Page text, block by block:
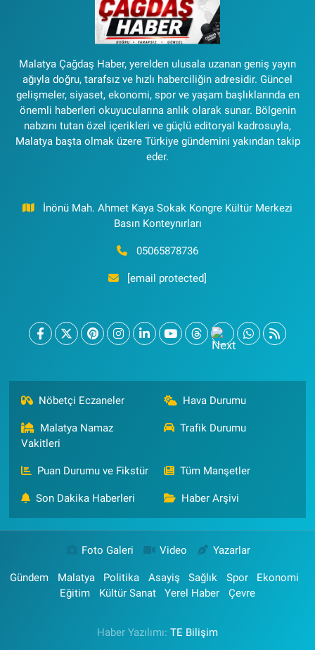
Malatya Çağdaş Haber, yerelden ulusala uzanan geniş yayın
ağıyla doğru, tarafsız ve hızlı haberciliğin adresidir. Güncel
gelişmeler, siyaset, ekonomi, spor ve yaşam başlıklarında en
önemli haberleri okuyucularına anlık olarak sunar. Bölgenin
nabzını tutan özel içerikleri ve güçlü editoryal kadrosuyla,
Malatya başta olmak üzere Türkiye gündemini yakından takip
eder.
İnönü Mah. Ahmet Kaya Sokak Kongre Kültür Merkezi
Basın Konteynırları
05065878736
[email protected]
Nöbetçi Eczaneler Hava Durumu
Malatya Namaz
Vakitleri
Trafik Durumu
Puan Durumu ve Fikstür Tüm Manşetler
Son Dakika Haberleri Haber Arşivi
Foto Galeri Video Yazarlar
Gündem Malatya Politika Asayiş Sağlık Spor
Ekonomi
Eğitim
Kültür Sanat Yerel Haber Çevre
Haber Yazılımı: TE Bilişim